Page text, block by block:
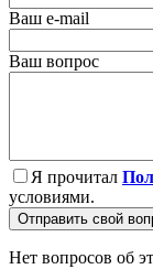
Ваш e-mail
Ваш вопрос
Я прочитал
условиями.
Отправить свой
Нет вопросов об